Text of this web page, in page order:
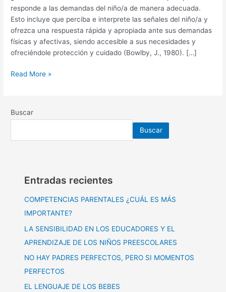
responde a las demandas del niño/a de manera adecuada.
Esto incluye que perciba e interprete las señales del niño/a y
ofrezca una respuesta rápida y apropiada ante sus demandas
físicas y afectivas, siendo accesible a sus necesidades y
ofreciéndole protección y cuidado (Bowlby, J., 1980). […]
Read More »
Buscar
Buscar
Entradas recientes
COMPETENCIAS PARENTALES ¿CUÁL ES MÁS
IMPORTANTE?
LA SENSIBILIDAD EN LOS EDUCADORES Y EL
APRENDIZAJE DE LOS NIÑOS PREESCOLARES
NO HAY PADRES PERFECTOS, PERO SI MOMENTOS
PERFECTOS
EL LENGUAJE DE LOS BEBES